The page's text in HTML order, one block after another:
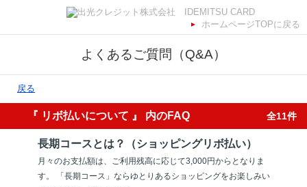
ホームページTOPに戻る
よくあるご質問（Q&A）
戻る
『 リボ払いについて 』 内のFAQ 全11件
長期コースとは？（ショッピングリボ払い）
月々のお支払額は、ご利用残高に応じて3,000円からとなりま
す。 「長期コース」ならゆとりあるショッピングをお楽しみい